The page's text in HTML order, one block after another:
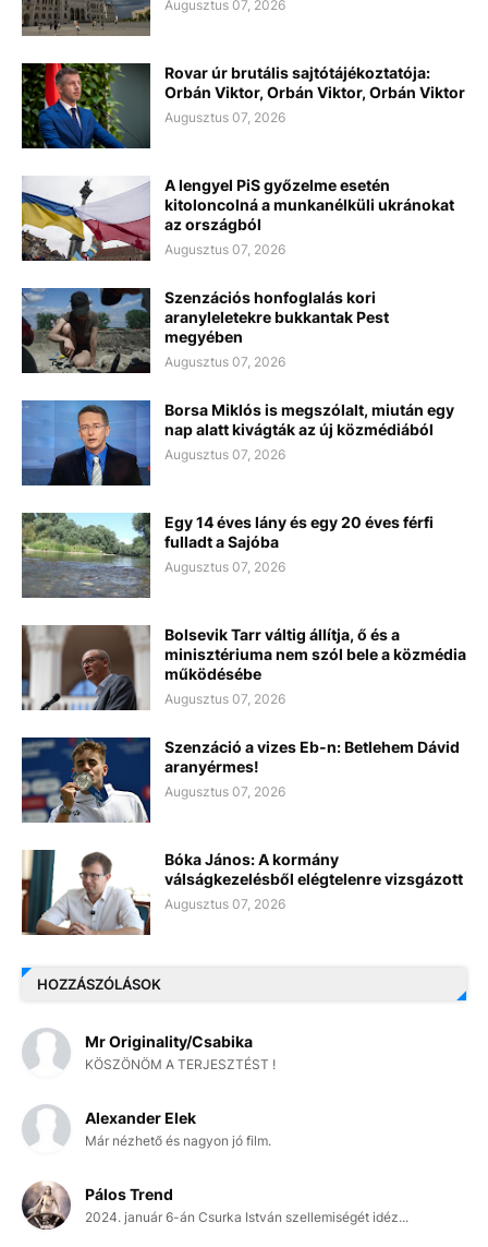
Augusztus 07, 2026
Rovar úr brutális sajtótájékoztatója:
Orbán Viktor, Orbán Viktor, Orbán Viktor
Augusztus 07, 2026
A lengyel PiS győzelme esetén
kitoloncolná a munkanélküli ukránokat
az országból
Augusztus 07, 2026
Szenzációs honfoglalás kori
aranyleletekre bukkantak Pest
megyében
Augusztus 07, 2026
Borsa Miklós is megszólalt, miután egy
nap alatt kivágták az új közmédiából
Augusztus 07, 2026
Egy 14 éves lány és egy 20 éves férfi
fulladt a Sajóba
Augusztus 07, 2026
Bolsevik Tarr váltig állítja, ő és a
minisztériuma nem szól bele a közmédia
működésébe
Augusztus 07, 2026
Szenzáció a vizes Eb-n: Betlehem Dávid
aranyérmes!
Augusztus 07, 2026
Bóka János: A kormány
válságkezelésből elégtelenre vizsgázott
Augusztus 07, 2026
HOZZÁSZÓLÁSOK
Mr Originality/Csabika
KÖSZÖNÖM A TERJESZTÉST !
Alexander Elek
Már nézhető és nagyon jó film.
Pálos Trend
2024. január 6-án Csurka István szellemiségét idéz...